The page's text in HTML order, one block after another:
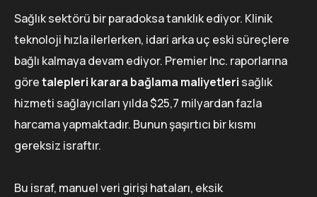
Sağlık sektörü bir paradoksa tanıklık ediyor. Klinik
teknoloji hızla ilerlerken, idari arka uç eski süreçlere
bağlı kalmaya devam ediyor. Premier Inc. raporlarına
göretalepleri karara bağlama maliyetleri sağlık
hizmeti sağlayıcıları yılda $25,7 milyardan fazla
harcama yapmaktadır. Bunun şaşırtıcı bir kısmı
gereksiz israftır.
Bu israf, manuel veri girişi hataları, eksik